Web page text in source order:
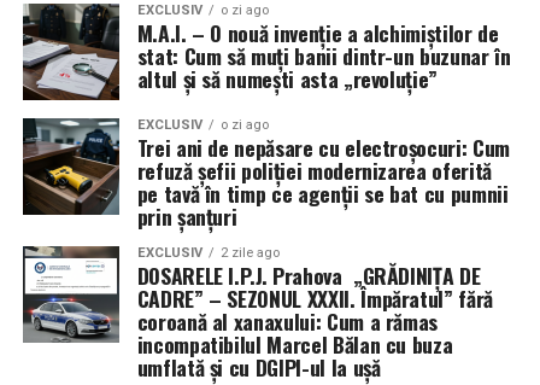
EXCLUSIV o zi ago
M.A.I. – O nouă invenție a alchimiștilor de
stat: Cum să muți banii dintr-un buzunar în
altul și să numești asta „revoluție”
EXCLUSIV o zi ago
Trei ani de nepăsare cu electroșocuri: Cum
refuză șefii poliției modernizarea oferită
pe tavă în timp ce agenții se bat cu pumnii
prin șanțuri
EXCLUSIV 2 zile ago
DOSARELE I.P.J. Prahova „GRĂDINIȚA DE
CADRE” – SEZONUL XXXII. Împăratul” fără
coroană al xanaxului: Cum a rămas
incompatibilul Marcel Bălan cu buza
umflată și cu DGIPI-ul la ușă